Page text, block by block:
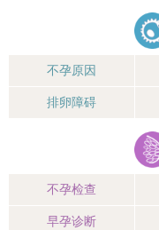
不孕原因
排卵障碍
不孕检查
早孕诊断